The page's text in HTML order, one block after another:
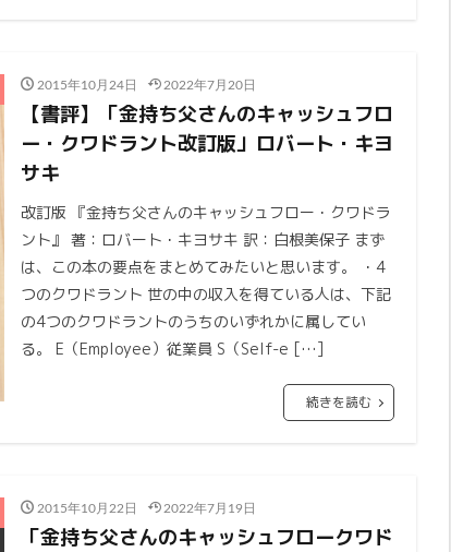
2015年10月24日 2022年7月20日
【書評】「金持ち父さんのキャッシュフロ
ー・クワドラント改訂版」ロバート・キヨ
サキ
改訂版 『金持ち父さんのキャッシュフロー・クワドラ
ント』 著：ロバート・キヨサキ 訳：白根美保子 まず
は、この本の要点をまとめてみたいと思います。 ・4
つのクワドラント 世の中の収入を得ている人は、下記
の4つのクワドラントのうちのいずれかに属してい
る。 E（Employee）従業員 S（Self-e […]
続きを読む
2015年10月22日 2022年7月19日
「金持ち父さんのキャッシュフロークワド